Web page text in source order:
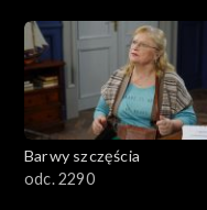
1501–1600
1401–1500
1301–1400
Barwy szczęścia
odc. 2290